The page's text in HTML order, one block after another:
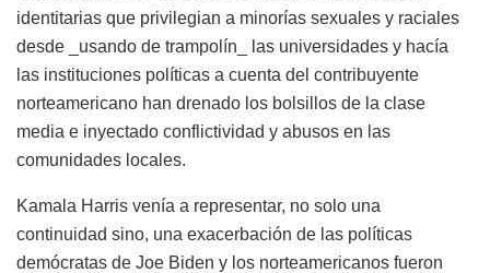
identitarias que privilegian a minorías sexuales y raciales
desde _usando de trampolín_ las universidades y hacía
las instituciones políticas a cuenta del contribuyente
norteamericano han drenado los bolsillos de la clase
media e inyectado conflictividad y abusos en las
comunidades locales.
Kamala Harris venía a representar, no solo una
continuidad sino, una exacerbación de las políticas
demócratas de Joe Biden y los norteamericanos fueron